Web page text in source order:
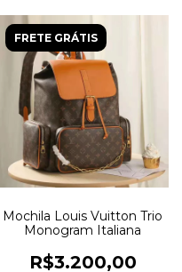
FRETE GRÁTIS
Mochila Louis Vuitton Trio
Monogram Italiana
R$3.200,00